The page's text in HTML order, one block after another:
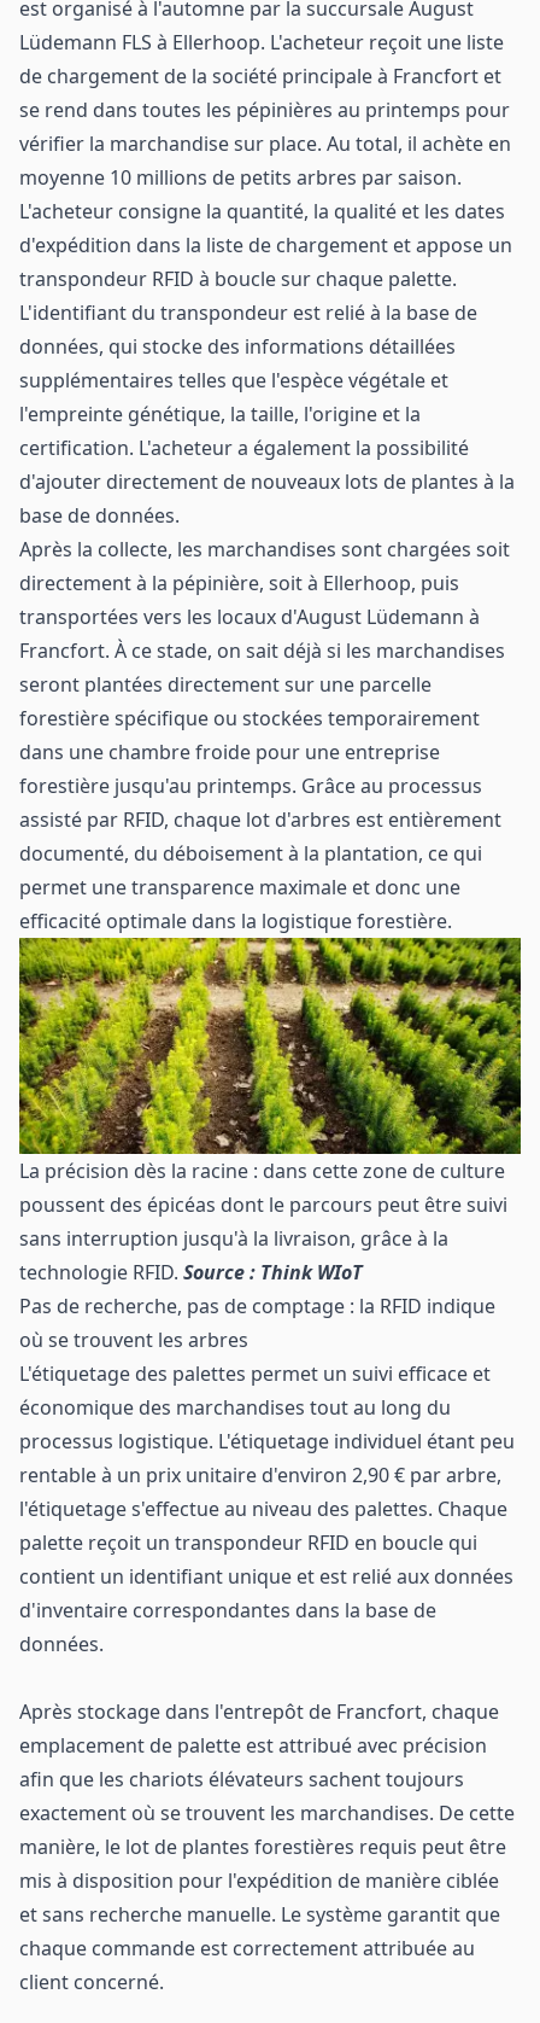
est organisé à l'automne par la succursale August
Lüdemann FLS à Ellerhoop. L'acheteur reçoit une liste
de chargement de la société principale à Francfort et
se rend dans toutes les pépinières au printemps pour
vérifier la marchandise sur place. Au total, il achète en
moyenne 10 millions de petits arbres par saison.
L'acheteur consigne la quantité, la qualité et les dates
d'expédition dans la liste de chargement et appose un
transpondeur RFID à boucle sur chaque palette.
L'identifiant du transpondeur est relié à la base de
données, qui stocke des informations détaillées
supplémentaires telles que l'espèce végétale et
l'empreinte génétique, la taille, l'origine et la
certification. L'acheteur a également la possibilité
d'ajouter directement de nouveaux lots de plantes à la
base de données.
Après la collecte, les marchandises sont chargées soit
directement à la pépinière, soit à Ellerhoop, puis
transportées vers les locaux d'August Lüdemann à
Francfort. À ce stade, on sait déjà si les marchandises
seront plantées directement sur une parcelle
forestière spécifique ou stockées temporairement
dans une chambre froide pour une entreprise
forestière jusqu'au printemps. Grâce au processus
assisté par RFID, chaque lot d'arbres est entièrement
documenté, du déboisement à la plantation, ce qui
permet une transparence maximale et donc une
efficacité optimale dans la logistique forestière.
La précision dès la racine : dans cette zone de culture
poussent des épicéas dont le parcours peut être suivi
sans interruption jusqu'à la livraison, grâce à la
technologie RFID. Source : Think WIoT
Pas de recherche, pas de comptage : la RFID indique
où se trouvent les arbres
L'étiquetage des palettes permet un suivi efficace et
économique des marchandises tout au long du
processus logistique. L'étiquetage individuel étant peu
rentable à un prix unitaire d'environ 2,90 € par arbre,
l'étiquetage s'effectue au niveau des palettes. Chaque
palette reçoit un transpondeur RFID en boucle qui
contient un identifiant unique et est relié aux données
d'inventaire correspondantes dans la base de
données.
Après stockage dans l'entrepôt de Francfort, chaque
emplacement de palette est attribué avec précision
afin que les chariots élévateurs sachent toujours
exactement où se trouvent les marchandises. De cette
manière, le lot de plantes forestières requis peut être
mis à disposition pour l'expédition de manière ciblée
et sans recherche manuelle. Le système garantit que
chaque commande est correctement attribuée au
client concerné.